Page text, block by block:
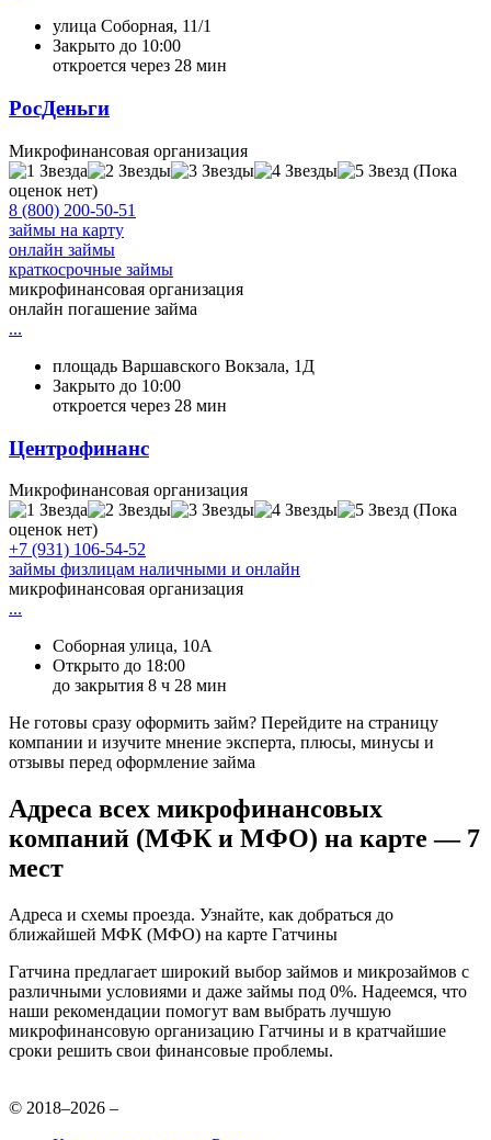
улица Соборная, 11/1
Закрыто до 10:00
откроется через 28 мин
РосДеньги
Микрофинансовая организация
(Пока
оценок нет)
8 (800) 200-50-51
займы на карту
онлайн займы
краткосрочные займы
микрофинансовая организация
онлайн погашение займа
...
площадь Варшавского Вокзала, 1Д
Закрыто до 10:00
откроется через 28 мин
Центрофинанс
Микрофинансовая организация
(Пока
оценок нет)
+7 (931) 106-54-52
займы физлицам наличными и онлайн
микрофинансовая организация
...
Соборная улица, 10А
Открыто до 18:00
до закрытия 8 ч 28 мин
Не готовы сразу оформить займ? Перейдите на страницу
компании и изучите мнение эксперта, плюсы, минусы и
отзывы перед оформление займа
Адреса всех микрофинансовых
компаний (МФК и МФО) на карте — 7
мест
Адреса и схемы проезда. Узнайте, как добраться до
ближайшей МФК (МФО) на карте Гатчины
Гатчина предлагает широкий выбор займов и микрозаймов с
различными условиями и даже займы под 0%. Надеемся, что
наши рекомендации помогут вам выбрать лучшую
микрофинансовую организацию Гатчины и в кратчайшие
сроки решить свои финансовые проблемы.
© 2018–2026 –